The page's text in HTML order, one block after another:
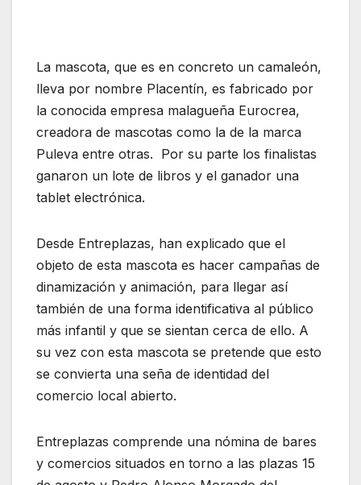
La mascota, que es en concreto un camaleón,
lleva por nombre Placentín, es fabricado por
la conocida empresa malagueña Eurocrea,
creadora de mascotas como la de la marca
Puleva entre otras. Por su parte los finalistas
ganaron un lote de libros y el ganador una
tablet electrónica.
Desde Entreplazas, han explicado que el
objeto de esta mascota es hacer campañas de
dinamización y animación, para llegar así
también de una forma identificativa al público
más infantil y que se sientan cerca de ello. A
su vez con esta mascota se pretende que esto
se convierta una seña de identidad del
comercio local abierto.
Entreplazas comprende una nómina de bares
y comercios situados en torno a las plazas 15